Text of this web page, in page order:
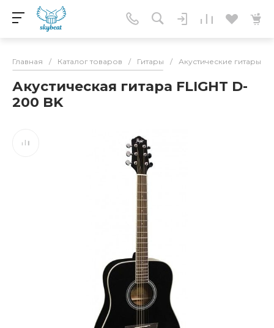
Главная / Каталог товаров / Гитары / Акустические гитары
Акустическая гитара FLIGHT D-
200 BK